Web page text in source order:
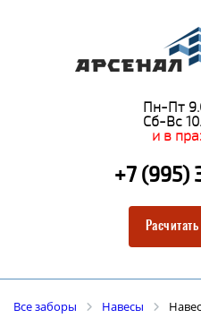
Пн-Пт
Сб-Вс
и в
+7 (995)
Все заборы Навесы